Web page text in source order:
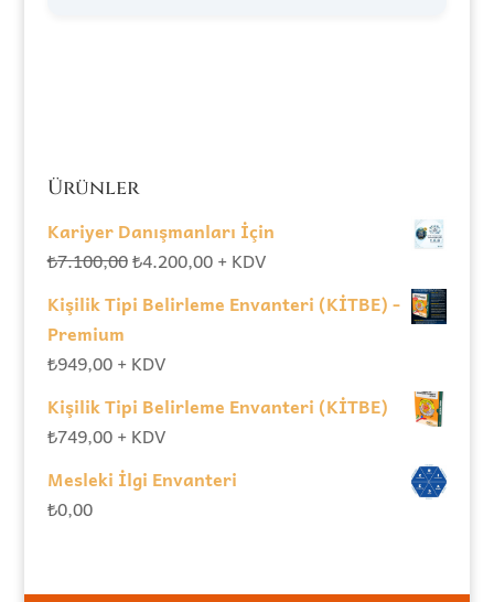
Ürünler
Kariyer Danışmanları İçin
₺7.100,00Orijinal
₺7.100,00.
₺4.200,00Şu
fiyat:
+ KDV
Kişilik Tipi Belirleme Envanteri (KİTBE) -
Premium
₺949,00 + KDV
Kişilik Tipi Belirleme Envanteri (KİTBE)
₺749,00 + KDV
Mesleki İlgi Envanteri
₺0,00